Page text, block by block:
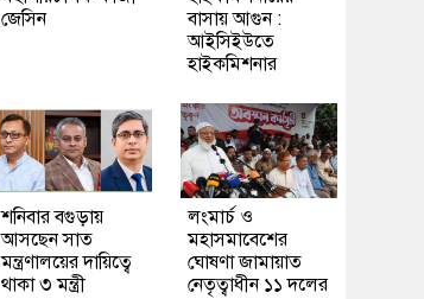
জেসিন
বাসায় আগুন :
আইসিইউতে
হাইকমিশনার
শনিবার বগুড়ায়
আসছেন সাত
মন্ত্রণালয়ের দায়িত্বে
থাকা ৩ মন্ত্রী
লংমার্চ ও
মহাসমাবেশের
ঘোষণা জামায়াত
নেতৃত্বাধীন ১১ দলের